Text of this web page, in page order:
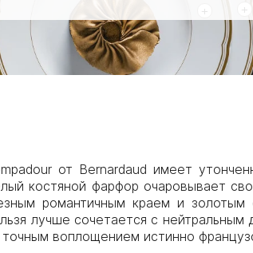
+
+
от Bernardaud имеет
костяной фарфор очаровывает
романтичным краем и золотым
лучше сочетается с
воплощением истинно